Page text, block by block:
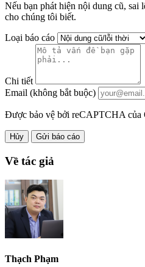
Nếu bạn phát hiện nội dung cũ, sai
cho chúng tôi biết.
Loại báo cáo
Chi tiết
Email (không bắt buộc)
Được bảo vệ bởi reCAPTCHA của
Hủy Gửi báo cáo
Về tác giả
Thạch Phạm